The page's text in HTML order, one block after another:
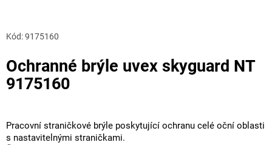
Ochranné brýle uvex skyguard NT
9175160
Kód:9175160
Pracovní straničkové brýle poskytující ochranu celé oční oblasti
s nastavitelnými straničkami.